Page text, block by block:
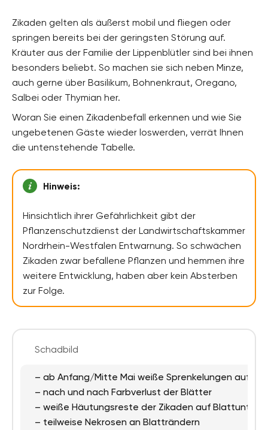
Zikaden gelten als äußerst mobil und fliegen oder
springen bereits bei der geringsten Störung auf.
Kräuter aus der Familie der Lippenblütler sind bei ihnen
besonders beliebt. So machen sie sich neben Minze,
auch gerne über Basilikum, Bohnenkraut, Oregano,
Salbei oder Thymian her.
Woran Sie einen Zikadenbefall erkennen und wie Sie
ungebetenen Gäste wieder loswerden, verrät Ihnen
die untenstehende Tabelle.
Hinweis:
Hinsichtlich ihrer Gefährlichkeit gibt der
Pflanzenschutzdienst der Landwirtschaftskammer
Nordrhein-Westfalen Entwarnung. So schwächen
Zikaden zwar befallene Pflanzen und hemmen ihre
weitere Entwicklung, haben aber kein Absterben
zur Folge.
Schadbild
– ab Anfang/Mitte Mai weiße Sprenkelungen auf
– nach und nach Farbverlust der Blätter
– weiße Häutungsreste der Zikaden auf
– teilweise Nekrosen an Blatträndern